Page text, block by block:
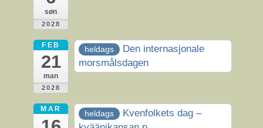
søn
2028
FEB
21
man
2028
heldags
Den internasjonale
morsmålsdagen
MAR heldags
Kvenfolkets dag –